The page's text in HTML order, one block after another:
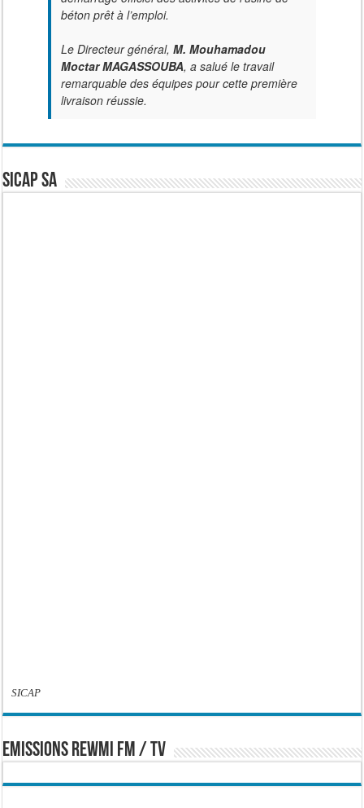
béton prêt à l’emploi.
Le Directeur général, M. Mouhamadou
Moctar MAGASSOUBA, a salué le travail
remarquable des équipes pour cette première
livraison réussie.
SICAP SA
SICAP
EMISSIONS REWMI FM / TV